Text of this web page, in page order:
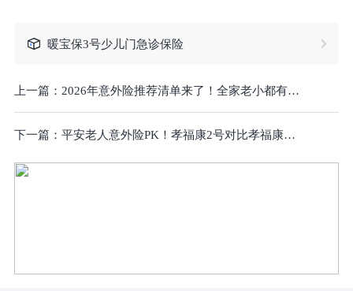
暖宝保3号少儿门急诊保险
上一篇： 2026年意外险推荐清单来了！全家老小都有好产品，最低只要1块钱！
下一篇： 平安老人意外险PK！孝福康2号对比孝福康，升级还是减配？有什么区别？意外险最新排名（含在线购买入口